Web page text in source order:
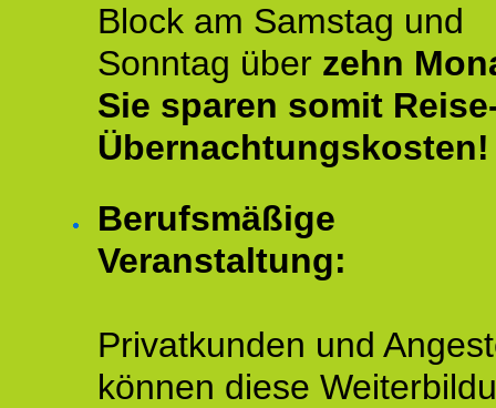
Block am Samstag und
Sonntag über zehn
Sie sparen somit
Übernachtungskosten!
Berufsmäßige
Veranstaltung:
Privatkunden und
können diese